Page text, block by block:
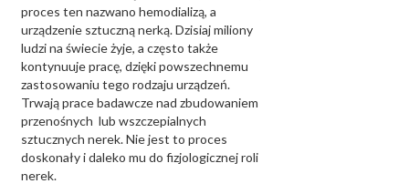
proces ten nazwano hemodializą, a
urządzenie sztuczną nerką. Dzisiaj miliony
ludzi na świecie żyje, a często także
kontynuuje pracę, dzięki powszechnemu
zastosowaniu tego rodzaju urządzeń.
Trwają prace badawcze nad zbudowaniem
przenośnych lub wszczepialnych
sztucznych nerek. Nie jest to proces
doskonały i daleko mu do fizjologicznej roli
nerek.